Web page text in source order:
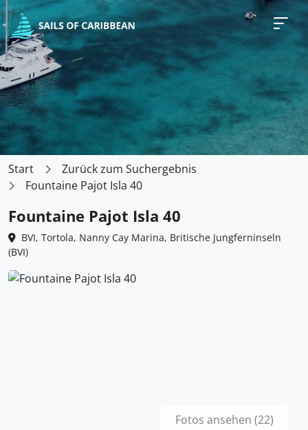
Start
Zurück zum Suchergebnis
Fountaine Pajot Isla 40
Fountaine Pajot Isla 40
BVI, Tortola, Nanny Cay Marina, Britische Jungferninseln
(BVI)
Fotos ansehen (22)